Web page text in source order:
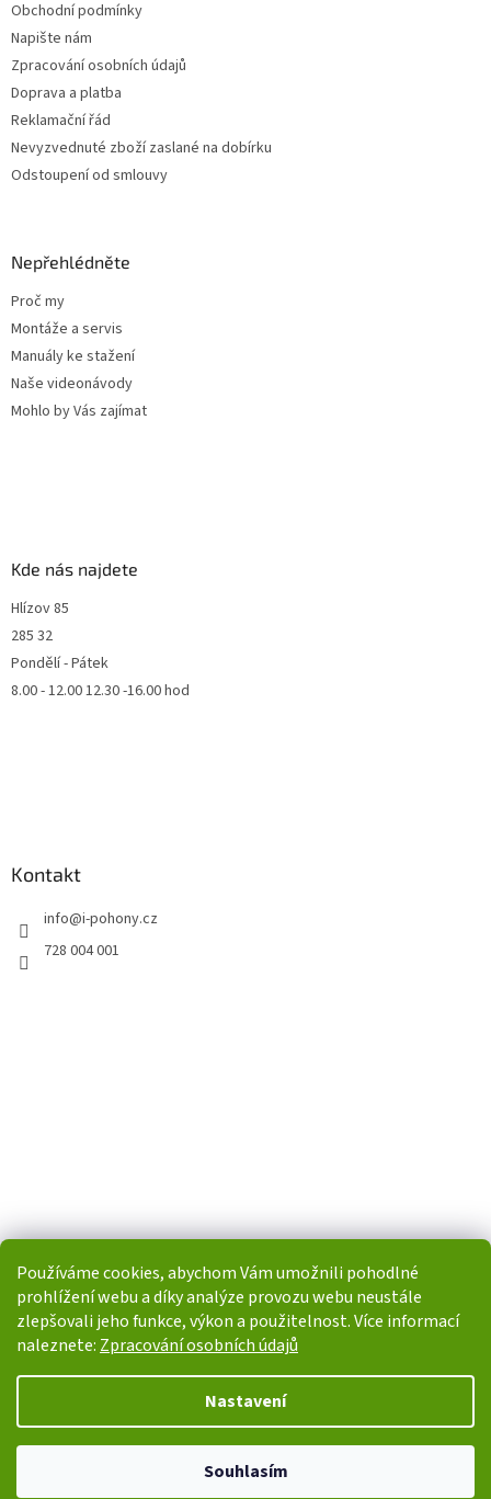
Používáme cookies, abychom Vám umožnili pohodlné
prohlížení webu a díky analýze provozu webu neustále
zlepšovali jeho funkce, výkon a použitelnost. Více informací
naleznete: Zpracování osobních údajů
Nastavení
Souhlasím
Obchodní podmínky
Napište nám
Zpracování osobních údajů
Doprava a platba
Reklamační řád
Nevyzvednuté zboží zaslané na dobírku
Odstoupení od smlouvy
Nepřehlédněte
Proč my
Montáže a servis
Manuály ke stažení
Naše videonávody
Mohlo by Vás zajímat
Kde nás najdete
Hlízov 85
285 32
Pondělí - Pátek
8.00 - 12.00 12.30 -16.00 hod
Kontakt
info@i-pohony.cz
728 004 001
Copyright 2026i-POHONY.cz. Všechna práva vyhrazena.Upravit
nastavení cookies